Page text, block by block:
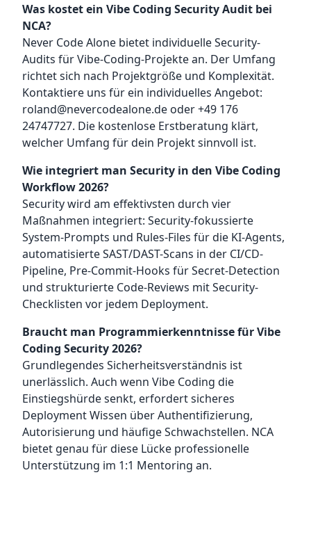
Was kostet ein Vibe Coding Security Audit bei
NCA?
Never Code Alone bietet individuelle Security-
Audits für Vibe-Coding-Projekte an. Der Umfang
richtet sich nach Projektgröße und Komplexität.
Kontaktiere uns für ein individuelles Angebot:
roland@nevercodealone.de oder +49 176
24747727. Die kostenlose Erstberatung klärt,
welcher Umfang für dein Projekt sinnvoll ist.
Wie integriert man Security in den Vibe Coding
Workflow 2026?
Security wird am effektivsten durch vier
Maßnahmen integriert: Security-fokussierte
System-Prompts und Rules-Files für die KI-Agents,
automatisierte SAST/DAST-Scans in der CI/CD-
Pipeline, Pre-Commit-Hooks für Secret-Detection
und strukturierte Code-Reviews mit Security-
Checklisten vor jedem Deployment.
Braucht man Programmierkenntnisse für Vibe
Coding Security 2026?
Grundlegendes Sicherheitsverständnis ist
unerlässlich. Auch wenn Vibe Coding die
Einstiegshürde senkt, erfordert sicheres
Deployment Wissen über Authentifizierung,
Autorisierung und häufige Schwachstellen. NCA
bietet genau für diese Lücke professionelle
Unterstützung im 1:1 Mentoring an.